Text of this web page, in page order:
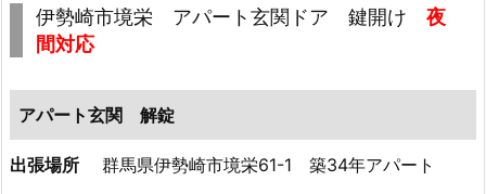
鍵
開
対
伊勢崎市境栄 アパート玄関ドア 鍵開け 夜
間対応
アパート玄関 解錠
出張場所 群馬県伊勢崎市境栄61-1 築34年アパート